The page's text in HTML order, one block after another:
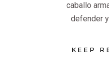
caballo
defender
KEEP